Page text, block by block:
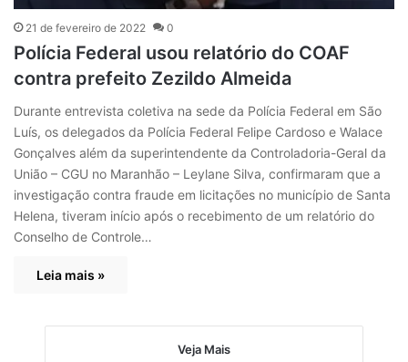
21 de fevereiro de 2022 0
Polícia Federal usou relatório do COAF
contra prefeito Zezildo Almeida
Durante entrevista coletiva na sede da Polícia Federal em São
Luís, os delegados da Polícia Federal Felipe Cardoso e Walace
Gonçalves além da superintendente da Controladoria-Geral da
União – CGU no Maranhão – Leylane Silva, confirmaram que a
investigação contra fraude em licitações no município de Santa
Helena, tiveram início após o recebimento de um relatório do
Conselho de Controle…
Leia mais »
Veja Mais